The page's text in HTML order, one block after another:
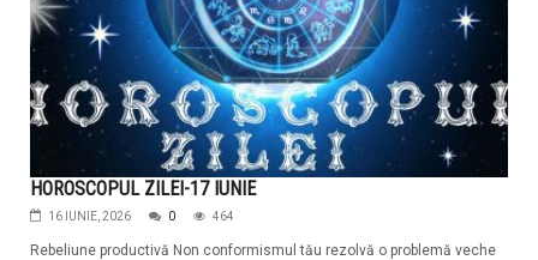
HOROSCOPUL ZILEI-17 IUNIE
16 IUNIE, 2026 0 464
Rebeliune productivă Non conformismul tău rezolvă o problemă veche